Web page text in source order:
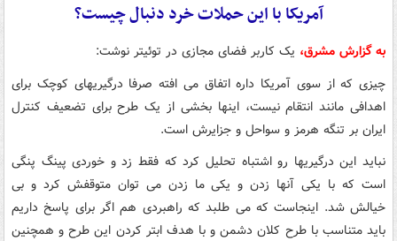
آمریکا با این حملات خرد دنبال چیست؟
به گزارش مشرق، یک کاربر فضای مجازی در توئیتر نوشت:
چیزی که از سوی آمریکا داره اتفاق می افته صرفا درگیریهای کوچک برای
اهدافی مانند انتقام نیست، اینها بخشی از یک طرح برای تضعیف کنترل
ایران بر تنگه هرمز و سواحل و جزایرش است.
نباید این درگیریها رو اشتباه تحلیل کرد که فقط زد و خوردی پینگ پنگی
است که با یکی آنها زدن و یکی ما زدن می توان متوقفش کرد و بی
خیالش شد. اینجاست که می طلبد که راهبردی هم اگر برای پاسخ داریم
باید متناسب با طرح کلان دشمن و با هدف ابتر کردن این طرح و همچنین